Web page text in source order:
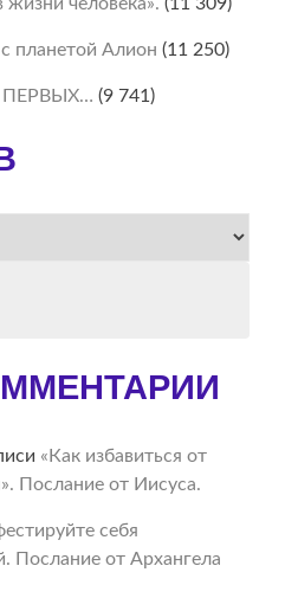
планетой Алион (11 250)
ПЕРВЫХ… (9 741)
«Как избавиться от
Послание от Иисуса.
себя
Послание от Архангела